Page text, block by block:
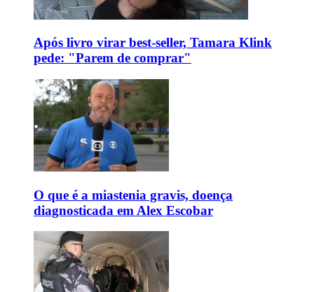
Após livro virar best-seller, Tamara Klink
pede: "Parem de comprar"
O que é a miastenia gravis, doença
diagnosticada em Alex Escobar